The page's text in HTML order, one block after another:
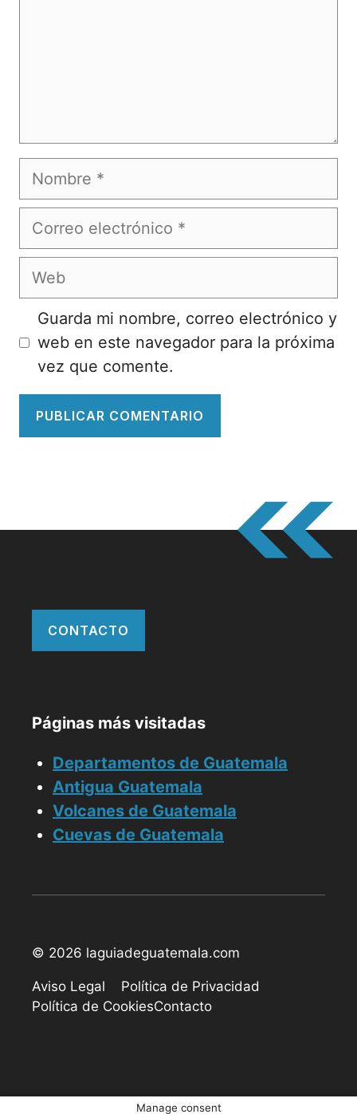
Nombre
Correo
Web
Guarda mi nombre, correo electrónico y
web en este navegador para la próxima
vez que comente.
CONTACTO
Páginas más visitadas
Departamentos de Guatemala
Antigua Guatemala
Volcanes de Guatemala
Cuevas de Guatemala
© 2026 laguiadeguatemala.com
Aviso Legal
Política de Privacidad
Política de CookiesContacto
Manage consent